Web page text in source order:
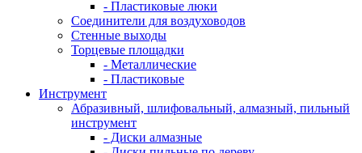
- Пластиковые люки
Соединители для воздуховодов
Стенные выходы
Торцевые площадки
- Металлические
- Пластиковые
Инструмент
Абразивный, шлифовальный, алмазный, пильный
инструмент
- Диски алмазные